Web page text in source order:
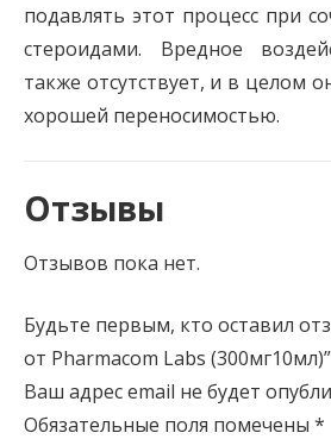
подавлять этот процесс при
стероидами. Вредное
также отсутствует, и в целом
хорошей переносимостью.
Отзывы
Отзывов пока нет.
Будьте первым, кто оставил
от Pharmacom Labs (300мг10мл)”
Ваш адрес email не будет
Обязательные поля помечены *